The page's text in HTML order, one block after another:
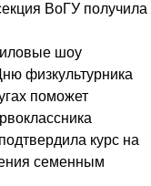
ВоГУ получила
шоу
физкультурника
поможет
курс на
семенным